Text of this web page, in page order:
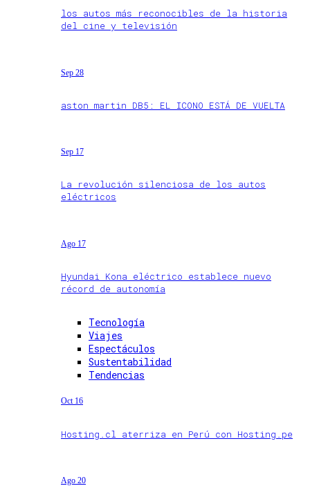
los autos más reconocibles de la historia
del cine y televisión
Sep 28
aston martin DB5: EL ICONO ESTÁ DE VUELTA
Sep 17
La revolución silenciosa de los autos
eléctricos
Ago 17
Hyundai Kona eléctrico establece nuevo
récord de autonomía
Tecnología
Viajes
Espectáculos
Sustentabilidad
Tendencias
Oct 16
Hosting.cl aterriza en Perú con Hosting.pe
Ago 20